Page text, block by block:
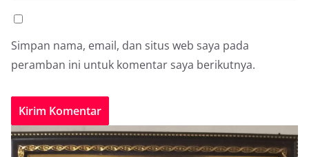
Simpan nama, email, dan situs web saya pada
peramban ini untuk komentar saya berikutnya.